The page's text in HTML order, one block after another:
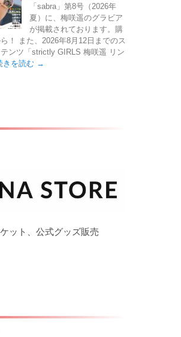
「sabra」第8号（2026年
夏）に、梅咲遥のグラビア
が掲載されております。購
！ また、2026年8月12日までのス
ンツ「strictly GIRLS 梅咲遥 リン
きを読む →
ット、公式グッズ販売